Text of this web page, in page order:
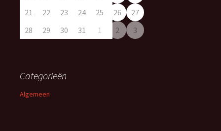
21
22 23 24 25 26
27
28
29 30 31 1 2 3
Categorieën
Algemeen